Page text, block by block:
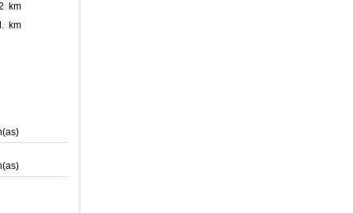
km
km